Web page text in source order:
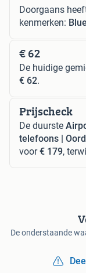
Doorgaans
kenmerken:
€ 62
De huidige
€ 62.
Prijscheck
De duurste
telefoons |
voor€ 179,
De onderstaande